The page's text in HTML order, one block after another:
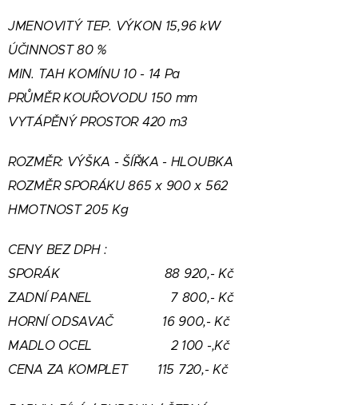
JMENOVITÝ TEP. VÝKON 15,96 kW
ÚČINNOST 80 %
MIN. TAH KOMÍNU 10 - 14 Pa
PRŮMĚR KOUŘOVODU 150 mm
VYTÁPĚNÝ PROSTOR 420 m3
ROZMĚR: VÝŠKA - ŠÍŘKA - HLOUBKA
ROZMĚR SPORÁKU 865 x 900 x 562
HMOTNOST 205 Kg
CENY BEZ DPH :
SPORÁK 88 920,- Kč
ZADNÍ PANEL 7 800,- Kč
HORNÍ ODSAVAČ 16 900,- Kč
MADLO OCEL 2 100 -,Kč
CENA ZA KOMPLET 115 720,- Kč